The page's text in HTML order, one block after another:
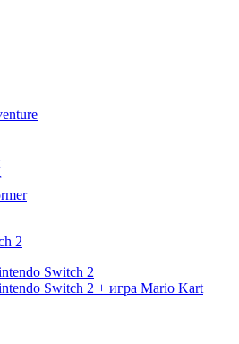
2
Switch 2
Switch 2 + игра Mario Kart